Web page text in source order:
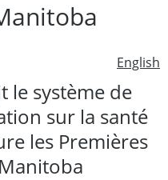
English
le système de
sur la santé
les Premières